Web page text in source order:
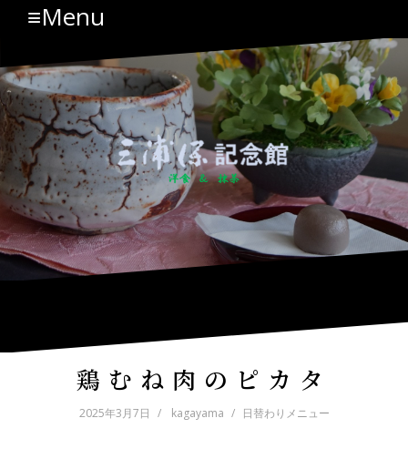
ン
ツ
へ
ス
キ
ッ
プ
≡Menu
鶏むね肉のピカタ
2025年3月7日 kagayama 日替わりメニュー